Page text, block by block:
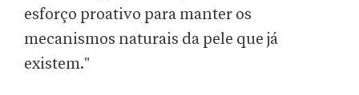
esforço proativo para manter os
mecanismos naturais da pele que já
existem."